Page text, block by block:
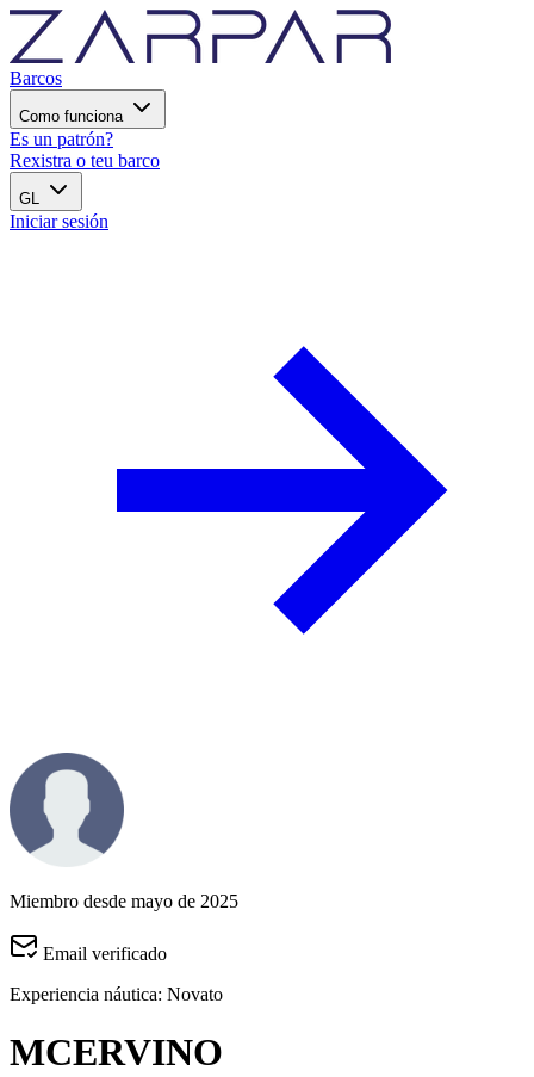
Barcos
Como funciona
Es un patrón?
Rexistra o teu barco
GL
Iniciar sesión
Miembro desde mayo de 2025
Email verificado
Experiencia náutica: Novato
MCERVINO